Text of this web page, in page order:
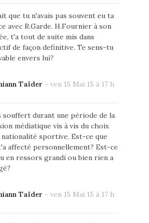
que tu n'avais pas souvent eu ta
avec R.Garde. H.Fournier à son
t'a tout de suite mis dans
de façon definitive. Te sens-tu
envers lui?
Taïder - ven 15 Mai 15 à 17 h
souffert durant une période de la
médiatique vis à vis du choix
nationalité sportive. Est-ce que
affecté personnellement? Est-ce
en ressors grandi ou bien rien a
Taïder - ven 15 Mai 15 à 17 h